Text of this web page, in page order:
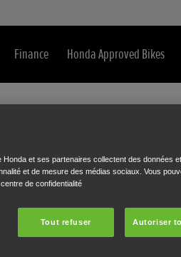
Finance Honda Approved Bikes
et ses partenaires collectent des données
et de mesure des médias sociaux. Vous
de confidentialité
Tout refuser Autoriser